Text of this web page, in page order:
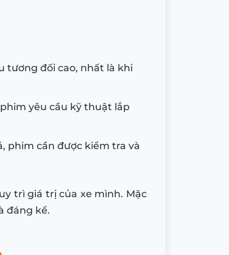
tương đối cao, nhất là khi
yêu cầu kỹ thuật lắp
phim cần được kiểm tra và
trì giá trị của xe mình. Mặc
đáng kể.